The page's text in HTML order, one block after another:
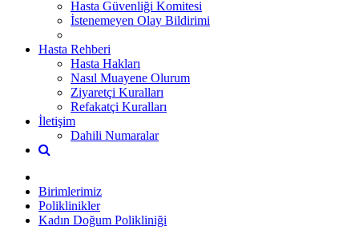
Hasta Güvenliği Komitesi
İstenemeyen Olay Bildirimi
Hasta Rehberi
Hasta Hakları
Nasıl Muayene Olurum
Ziyaretçi Kuralları
Refakatçi Kuralları
İletişim
Dahili Numaralar
Birimlerimiz
Poliklinikler
Kadın Doğum Polikliniği